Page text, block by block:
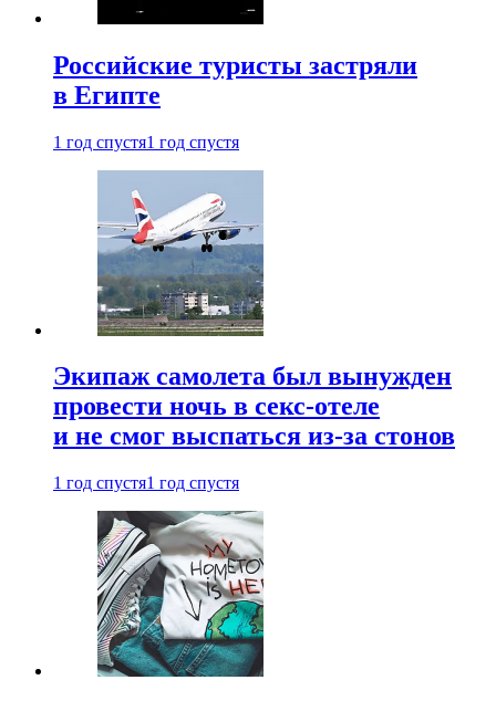
Российские туристы застряли
в Египте
1 год спустя1 год спустя
Экипаж самолета был вынужден
провести ночь в секс-отеле
и не смог выспаться из-за стонов
1 год спустя1 год спустя